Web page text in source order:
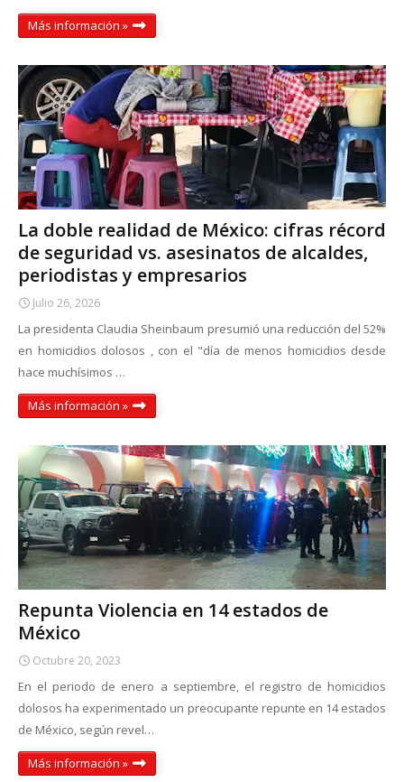
Más información »
La doble realidad de México: cifras récord
de seguridad vs. asesinatos de alcaldes,
periodistas y empresarios
Julio 26, 2026
La presidenta Claudia Sheinbaum presumió una reducción del 52%
en homicidios dolosos , con el "día de menos homicidios desde
hace muchísimos …
Más información »
Repunta Violencia en 14 estados de
México
Octubre 20, 2023
En el periodo de enero a septiembre, el registro de homicidios
dolosos ha experimentado un preocupante repunte en 14 estados
de México, según revel…
Más información »